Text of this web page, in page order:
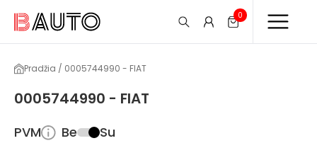
0
Pradžia / 0005744990 - FIAT
0005744990 - FIAT
PVM Be Su